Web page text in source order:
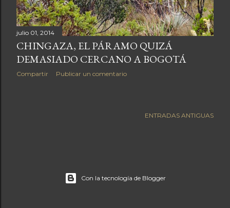
s
julio 01, 2014
CHINGAZA, EL PÁRAMO QUIZÁ
DEMASIADO CERCANO A BOGOTÁ
Compartir Publicar un comentario
ENTRADAS ANTIGUAS
Con la tecnología de Blogger